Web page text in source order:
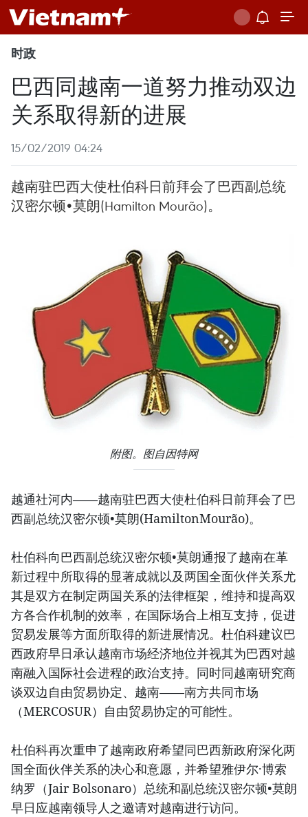
时政
巴西同越南一道努力推动双边
关系取得新的进展
15/02/2019 04:24
越南驻巴西大使杜伯科日前拜会了巴西副总统
汉密尔顿•莫朗(Hamilton Mourão)。
附图。图自因特网
越通社河内——越南驻巴西大使杜伯科日前拜会了巴
西副总统汉密尔顿•莫朗(HamiltonMourão)。
杜伯科向巴西副总统汉密尔顿•莫朗通报了越南在革
新过程中所取得的显著成就以及两国全面伙伴关系尤
其是双方在制定两国关系的法律框架，维持和提高双
方各合作机制的效率，在国际场合上相互支持，促进
贸易发展等方面所取得的新进展情况。杜伯科建议巴
西政府早日承认越南市场经济地位并视其为巴西对越
南融入国际社会进程的政治支持。同时同越南研究商
谈双边自由贸易协定、越南——南方共同市场
（MERCOSUR）自由贸易协定的可能性。
杜伯科再次重申了越南政府希望同巴西新政府深化两
国全面伙伴关系的决心和意愿，并希望雅伊尔·博索
纳罗（Jair Bolsonaro）总统和副总统汉密尔顿•莫朗
早日应越南领导人之邀请对越南进行访问。